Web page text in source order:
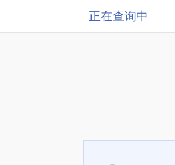
正在查询中